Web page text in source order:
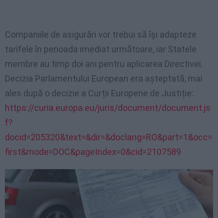
Companiile de asigurări vor trebui să își adapteze
tarifele în perioada imediat următoare, iar Statele
membre au timp doi ani pentru aplicarea Directivei.
Decizia Parlamentului European era așteptată, mai
ales după o decizie a Curții Europene de Justiție:
https://curia.europa.eu/juris/document/document.js
f?
docid=205320&text=&dir=&doclang=RO&part=1&occ=
first&mode=DOC&pageIndex=0&cid=2107589